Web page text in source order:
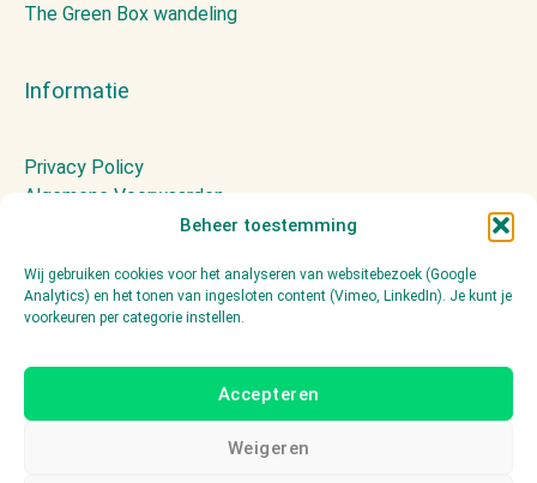
Beheer toestemming
Wij gebruiken cookies voor het analyseren van websitebezoek (Google
Analytics) en het tonen van ingesloten content (Vimeo, LinkedIn). Je kunt je
voorkeuren per categorie instellen.
Accepteren
Weigeren
The Green Box wandeling
Informatie
Privacy Policy
Algemene Voorwaarden
Contact